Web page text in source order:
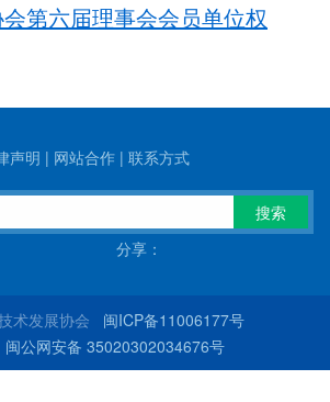
第六届理事会会员单位权
声明 | 网站合作 | 联系方式
搜索
分享：
术发展协会 闽ICP备11006177号
闽公网安备 35020302034676号